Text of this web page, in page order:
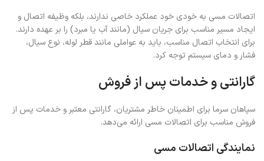
اتصالات مسی به خودی خود عملکرد خاصی ندارند، بلکه وظیفه اتصال و
ایجاد مسیر مناسب برای جریان سیال (مانند آب یا مبرد) را بر عهده دارند.
برای انتخاب اتصال مناسب، باید به عواملی مانند قطر لوله، نوع سیال،
فشار و دمای سیستم توجه کرد.
گارانتی و خدمات پس از فروش
سپاهان سرما برای اطمینان خاطر مشتریان، گارانتی معتبر و خدمات پس از
فروش مناسب برای اتصالات مسی ارائه می‌دهد.
نمایندگی اتصالات مسی